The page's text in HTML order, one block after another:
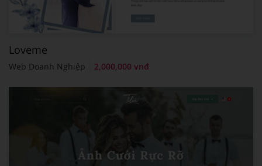
Loveme
Web Doanh Nghiệp 2,000,000 vnđ